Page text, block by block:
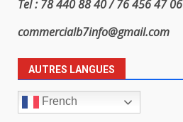
Tel : 78 440 88 40 / 76 456 47 06
commercialb7info@gmail.com
AUTRES LANGUES
French